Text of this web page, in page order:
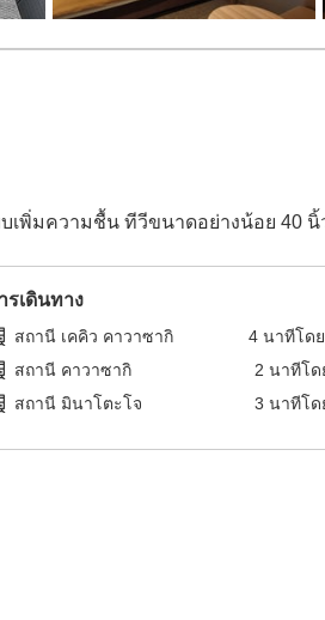
พิ่มความชื้น ทีวีขนาดอย่างน้อย 40 นิ้ว
รเดินทาง
สถานี เคคิว คาวาซากิ 4นาทีโดย
สถานี คาวาซากิ
2 นาทีโด
สถานี มินาโตะโจ
3 นาทีโด